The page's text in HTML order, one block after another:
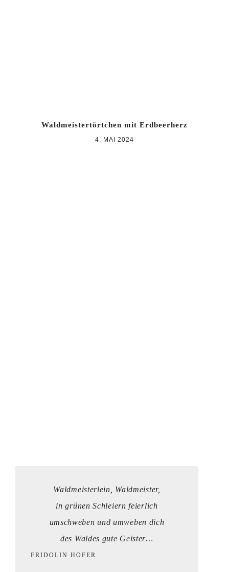
Waldmeistertörtchen mit Erdbeerherz
4. MAI 2024
Waldmeisterlein, Waldmeister,
in grünen Schleiern feierlich
umschweben und umweben dich
des Waldes gute Geister…
FRIDOLIN HOFER